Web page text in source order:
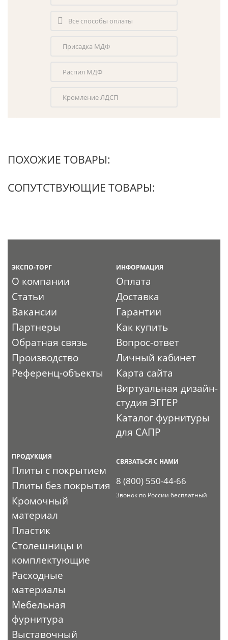
Все способы оплаты
Присадка МДФ
Распил МДФ
Кромление ЛДСП
ПОХОЖИЕ ТОВАРЫ:
СОПУТСТВУЮЩИЕ ТОВАРЫ:
ЭКСПО-ТОРГ
О компании
Статьи
Вакансии
Партнеры
Обратная связь
Производство
Референц-объекты
ИНФОРМАЦИЯ
Оплата
Доставка
Гарантии
Как купить
Вопрос-ответ
Личный кабинет
Карта сайта
Виртуальная дизайн-
студия ЭГГЕР
Каталог фурнитуры
для САПР
ПРОДУКЦИЯ
Плиты с покрытием
Плиты без покрытия
Кромочный
материал
Пластик
Столешницы и
комплектующие
Расходные
материалы
Мебельная
фурнитура
Выставочный
СВЯЗАТЬСЯ С НАМИ
8 (800) 550-44-66
Звонок по России бесплатный